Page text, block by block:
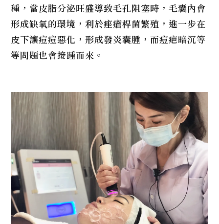
種，當皮脂分泌旺盛導致毛孔阻塞時，毛囊內會
形成缺氧的環境，利於痤瘡桿菌繁殖，進一步在
皮下讓痘痘惡化，形成發炎囊腫，而痘疤暗沉等
等問題也會接踵而來。